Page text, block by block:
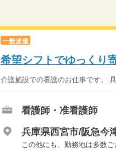
一般派遣
希望シフトでゆっくり
介護施設での看護のお仕事です
看護師・准看護師
兵庫県西宮市/阪急今
この他にも、勤務地は多数